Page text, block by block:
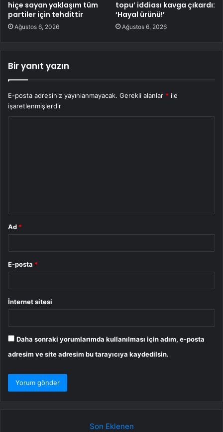
hiçe sayan yaklaşım tüm
partiler için tehdittir
Ağustos 6, 2026
topu’ iddiası kavga çıkardı:
‘Hayal ürünü!’
Ağustos 6, 2026
Bir yanıt yazın
E-posta adresiniz yayınlanmayacak. Gerekli alanlar * ile
işaretlenmişlerdir
Ad *
E-posta *
İnternet sitesi
Daha sonraki yorumlarımda kullanılması için adım, e-posta
adresim ve site adresim bu tarayıcıya kaydedilsin.
Son Eklenen